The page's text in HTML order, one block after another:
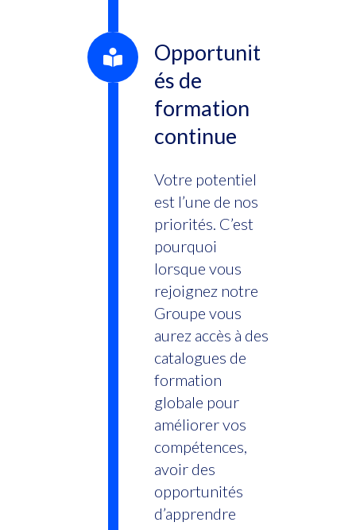
Opportunit
és de
formation
continue
Votre potentiel
est l’une de nos
priorités. C’est
pourquoi
lorsque vous
rejoignez notre
Groupe vous
aurez accès à des
catalogues de
formation
globale pour
améliorer vos
compétences,
avoir des
opportunités
d’apprendre